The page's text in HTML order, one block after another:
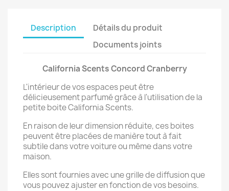
Description
Détails du produit
Documents joints
California Scents Concord Cranberry
L'intérieur de vos espaces peut être
délicieusement parfumé grâce à l'utilisation de la
petite boite California Scents.
En raison de leur dimension réduite, ces boites
peuvent être placées de manière tout à fait
subtile dans votre voiture ou même dans votre
maison.
Elles sont fournies avec une grille de diffusion que
vous pouvez ajuster en fonction de vos besoins.